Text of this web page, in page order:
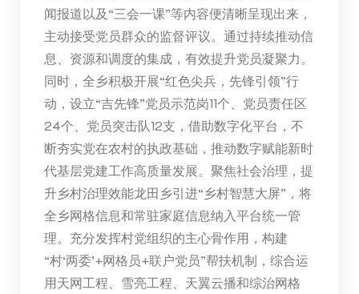
闻报道以及“三会一课”等内容便清晰呈现出来，
主动接受党员群众的监督评议。通过持续推动信
息、资源和调度的集成，有效提升党员凝聚力。
同时，全乡积极开展“红色尖兵，先锋引领”行
动，设立“吉先锋”党员示范岗11个、党员责任区
24个、党员突击队12支，借助数字化平台，不
断夯实党在农村的执政基础，推动数字赋能新时
代基层党建工作高质量发展。聚焦社会治理，提
升乡村治理效能龙田乡引进“乡村智慧大屏”，将
全乡网格信息和常驻家庭信息纳入平台统一管
理。充分发挥村党组织的主心骨作用，构建
“村‘两委’+网格员+联户党员”帮扶机制，综合运
用天网工程、雪亮工程、天翼云播和综治网格